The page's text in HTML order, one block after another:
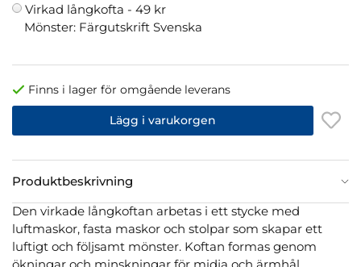
Virkad långkofta - 49 kr
Mönster: Färgutskrift Svenska
Finns i lager för omgående leverans
Lägg i varukorgen
Produktbeskrivning
Den virkade långkoftan arbetas i ett stycke med
luftmaskor, fasta maskor och stolpar som skapar ett
luftigt och följsamt mönster. Koftan formas genom